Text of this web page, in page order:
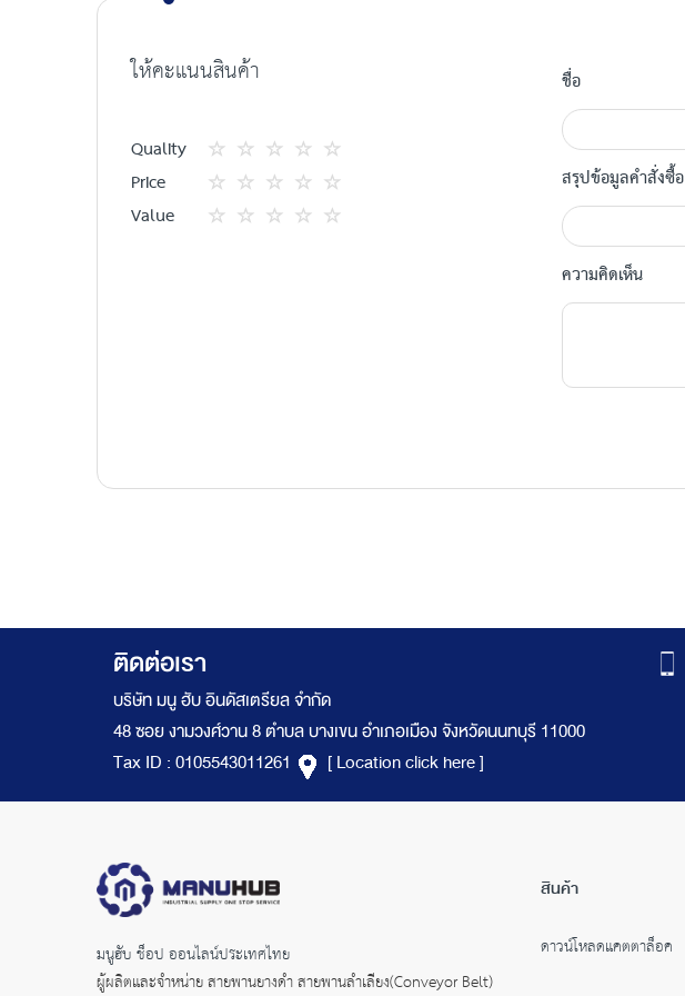
images
galleryให้คะแนนสินค้า
Quality
1
star
2
ดาว
3
ดาว
4
ดาว
5
ดาว
Price
1
2
3
4
5
Value
ชื่อ
สรุปข้อมูลคำสั่งซื้อ
ความคิดเห็น
ติดต่อเรา
บริษัท มนู ฮับ อินดัสเตรียล จำกัด
48 ซอย งามวงศ์วาน 8 ตำบล บางเขน อำเภอเมือง จังหวัดนนทบุรี 11000
Tax ID : 0105543011261
[ Location click here ]
มนูฮับ ช็อป ออนไลน์ประเทศไทย
ผู้ผลิตและจำหน่ายสายพานยางดำสายพานลำเลียง(Conveyor Belt)
สินค้า
ดาวน์โหลดแคตตาล็อค